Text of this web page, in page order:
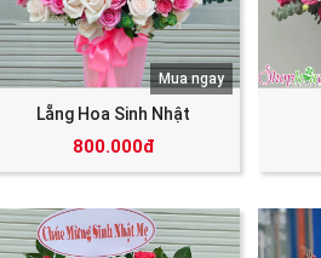
Lẵng Hoa Sinh Nhật
800.000đ
Mua ngay